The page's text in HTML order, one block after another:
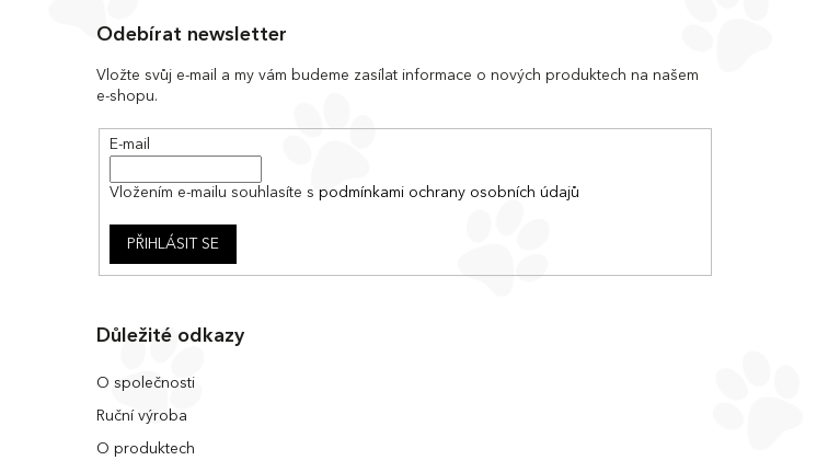
Odebírat newsletter
Vložte svůj e-mail a my vám budeme zasílat informace o nových produktech na našem
e-shopu.
E-mail
Vložením e-mailu souhlasíte s podmínkami ochrany osobních údajů
PŘIHLÁSIT SE
Důležité odkazy
O společnosti
Ruční výroba
O produktech